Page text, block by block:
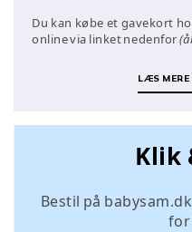
Du kan købe et gavekort
online via linket nedenfor
LÆS MERE
Klik
Bestil på
for